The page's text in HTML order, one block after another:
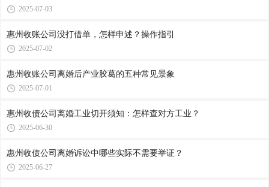
2025-07-03
惠州收账公司​没打借单，怎样申述？操作指引
2025-07-02
惠州收账公司​离婚后产业胶葛的五种常见景象
2025-07-01
惠州收债公司​离婚工业切开须知：怎样查对方工业？
2025-06-30
惠州收债公司​离婚诉讼中哪些实际不需要举证？
2025-06-27